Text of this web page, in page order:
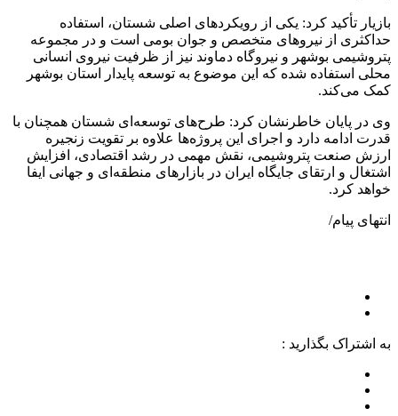
بازیار تأکید کرد: یکی از رویکردهای اصلی شستان، استفاده
حداکثری از نیروهای متخصص و جوان بومی است و در مجموعه
پتروشیمی بوشهر و نیروگاه دماوند نیز از ظرفیت نیروی انسانی
محلی استفاده شده که این موضوع به توسعه پایدار استان بوشهر
کمک می‌کند.
وی در پایان خاطرنشان کرد: طرح‌های توسعه‌ای شستان همچنان با
قدرت ادامه دارد و اجرای این پروژه‌ها علاوه بر تقویت زنجیره
ارزش صنعت پتروشیمی، نقش مهمی در رشد اقتصادی، افزایش
اشتغال و ارتقای جایگاه ایران در بازارهای منطقه‌ای و جهانی ایفا
خواهد کرد.
انتهای پیام/
به اشتراک بگذارید :